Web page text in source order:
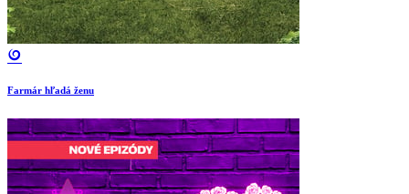
Farmár hľadá ženu